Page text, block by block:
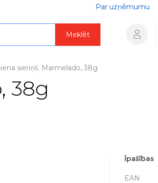
Par uzņēmumu
Meklēt
sieriņš. Marmelado, 38g
38g
Īpašības
EAN